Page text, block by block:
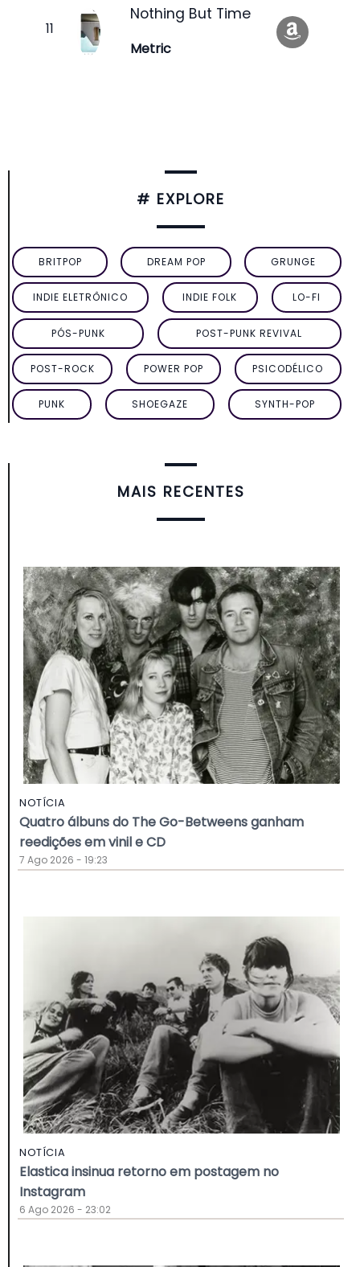
Nothing But Time
Metric
# EXPLORE
BRITPOP DREAM POP GRUNGE
INDIE ELETRÔNICO INDIE FOLK LO-FI
PÓS-PUNK POST-PUNK REVIVAL
POST-ROCK POWER POP PSICODÉLICO
PUNK SHOEGAZE SYNTH-POP
MAIS RECENTES
NOTÍCIA
Quatro álbuns do The Go-Betweens ganham
reedições em vinil e CD
7 Ago 2026 - 19:23
NOTÍCIA
Elastica insinua retorno em postagem no
Instagram
6 Ago 2026 - 23:02